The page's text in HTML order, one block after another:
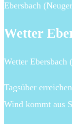
Ebersbach
Wetter
Wetter Ebersbach
Tagsüber
Wind kommt aus